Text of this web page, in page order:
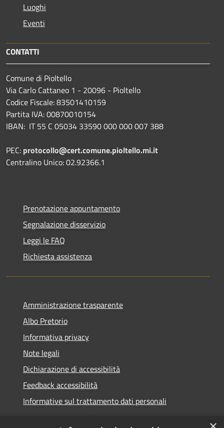
Luoghi
Eventi
CONTATTI
Comune di Pioltello
Via Carlo Cattaneo 1 - 20096 - Pioltello
Codice Fiscale: 83501410159
Partita IVA: 00870010154
IBAN: IT 55 C 05034 33590 000 000 007 388
PEC: protocollo@cert.comune.pioltello.mi.it
Centralino Unico: 02.92366.1
Prenotazione appuntamento
Segnalazione disservizio
Leggi le FAQ
Richiesta assistenza
Amministrazione trasparente
Albo Pretorio
Informativa privacy
Note legali
Dichiarazione di accessibilità
Feedback accessibilità
Informative sul trattamento dati personali